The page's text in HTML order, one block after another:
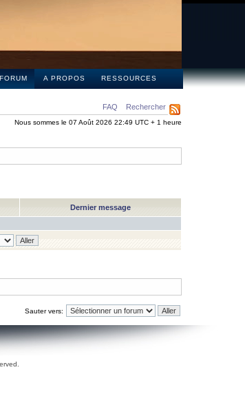
FORUM A PROPOS RESSOURCES
FAQ Rechercher
Nous sommes le 07 Août 2026 22:49 UTC + 1 heure
Dernier message
Sauter vers: